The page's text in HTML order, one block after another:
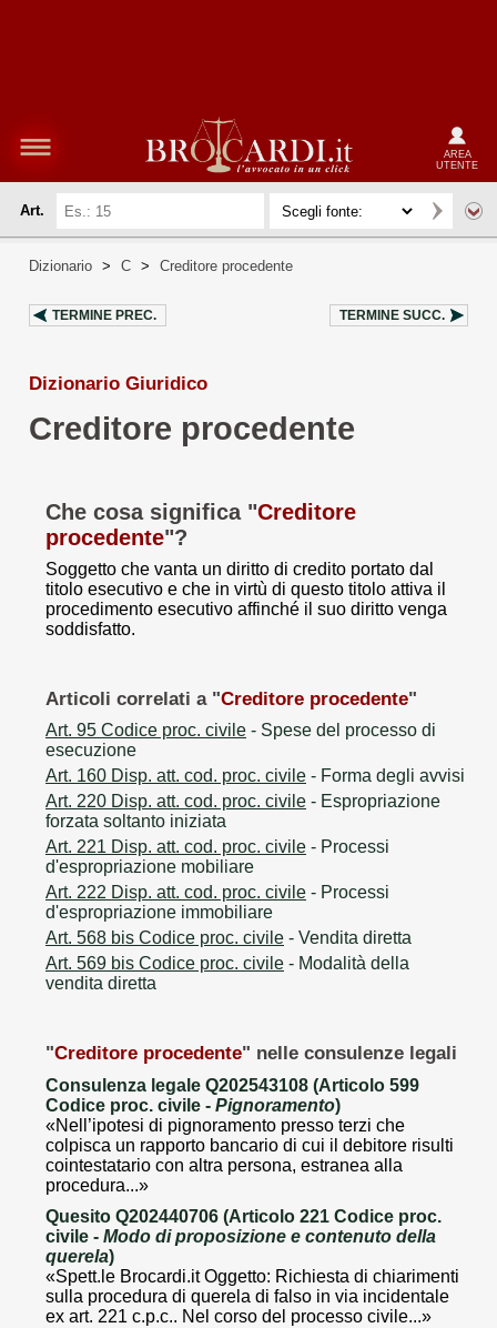
AREA
UTENTE
Art.
Dizionario > C > Creditore procedente
TERMINE PREC. TERMINE SUCC.
Dizionario Giuridico
Creditore procedente
Che cosa significa "Creditore
procedente"?
Soggetto che vanta un diritto di credito portato dal
titolo esecutivo e che in virtù di questo titolo attiva il
procedimento esecutivo affinché il suo diritto venga
soddisfatto.
Articoli correlati a "Creditore procedente"
Art. 95 Codice proc. civile - Spese del processo di
esecuzione
Art. 160 Disp. att. cod. proc. civile - Forma degli avvisi
Art. 220 Disp. att. cod. proc. civile - Espropriazione
forzata soltanto iniziata
Art. 221 Disp. att. cod. proc. civile - Processi
d'espropriazione mobiliare
Art. 222 Disp. att. cod. proc. civile - Processi
d'espropriazione immobiliare
Art. 568 bis Codice proc. civile - Vendita diretta
Art. 569 bis Codice proc. civile - Modalità della
vendita diretta
"Creditore procedente" nelle consulenze legali
Consulenza legale Q202543108 (Articolo 599
Codice proc. civile - Pignoramento)
«Nell’ipotesi di pignoramento presso terzi che
colpisca un rapporto bancario di cui il debitore risulti
cointestatario con altra persona, estranea alla
procedura...»
Quesito Q202440706 (Articolo 221 Codice proc.
civile - Modo di proposizione e contenuto della
querela)
«Spett.le Brocardi.it Oggetto: Richiesta di chiarimenti
sulla procedura di querela di falso in via incidentale
ex art. 221 c.p.c.. Nel corso del processo civile...»